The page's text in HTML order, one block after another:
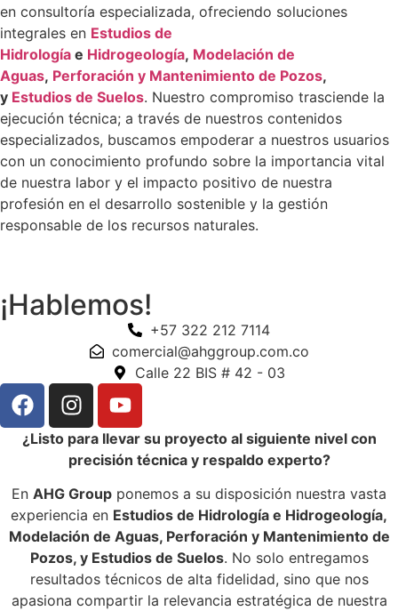
en consultoría especializada, ofreciendo soluciones
integrales en Estudios de
Hidrología e Hidrogeología, Modelación de
Aguas, Perforación y Mantenimiento de Pozos,
y Estudios de Suelos. Nuestro compromiso trasciende la
ejecución técnica; a través de nuestros contenidos
especializados, buscamos empoderar a nuestros usuarios
con un conocimiento profundo sobre la importancia vital
de nuestra labor y el impacto positivo de nuestra
profesión en el desarrollo sostenible y la gestión
responsable de los recursos naturales.
¡Hablemos!
+57 322 212 7114
comercial@ahggroup.com.co
Calle 22 BIS # 42 - 03
¿Listo para llevar su proyecto al siguiente nivel con
precisión técnica y respaldo experto?
En AHG Group ponemos a su disposición nuestra vasta
experiencia en Estudios de Hidrología e Hidrogeología,
Modelación de Aguas, Perforación y Mantenimiento de
Pozos, y Estudios de Suelos. No solo entregamos
resultados técnicos de alta fidelidad, sino que nos
apasiona compartir la relevancia estratégica de nuestra